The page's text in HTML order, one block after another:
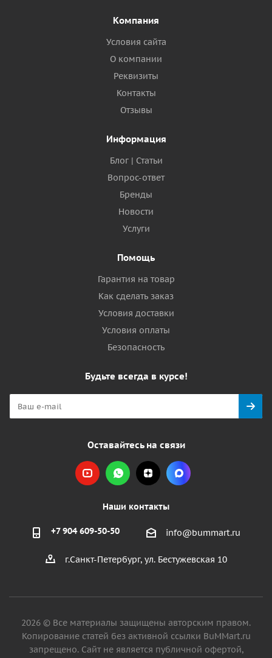
Компания
Условия сайта
О компании
Реквизиты
Контакты
Отзывы
Информация
Блог | Статьи
Вопрос-ответ
Бренды
Новости
Услуги
Помощь
Гарантия на товар
Как сделать заказ
Условия доставки
Условия оплаты
Безопасность
Будьте всегда в курсе!
Оставайтесь на связи
Наши контакты
+7 904 609-50-50 info@bummart.ru
г.Санкт-Петербург, ул. Бестужевская 10
2026 © Все материалы защищены авторским правом.
Копирование статей без активной ссылки BuMMart.ru
запрещено. Сайт не является публичной офертой,